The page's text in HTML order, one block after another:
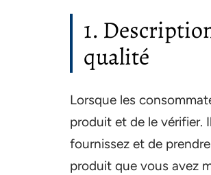
1.
qualité
Lorsque les
produit et de le vérifier.
fournissez et de
produit que vous avez